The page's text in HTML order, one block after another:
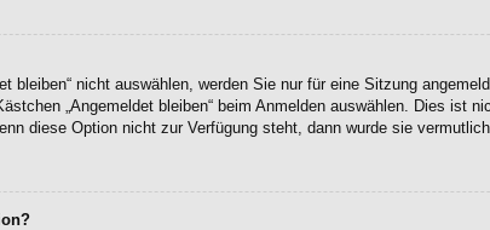
bleiben“ nicht auswählen, werden Sie nur für eine Sitzung
„Angemeldet bleiben“ beim Anmelden auswählen. Dies ist
diese Option nicht zur Verfügung steht, dann wurde sie